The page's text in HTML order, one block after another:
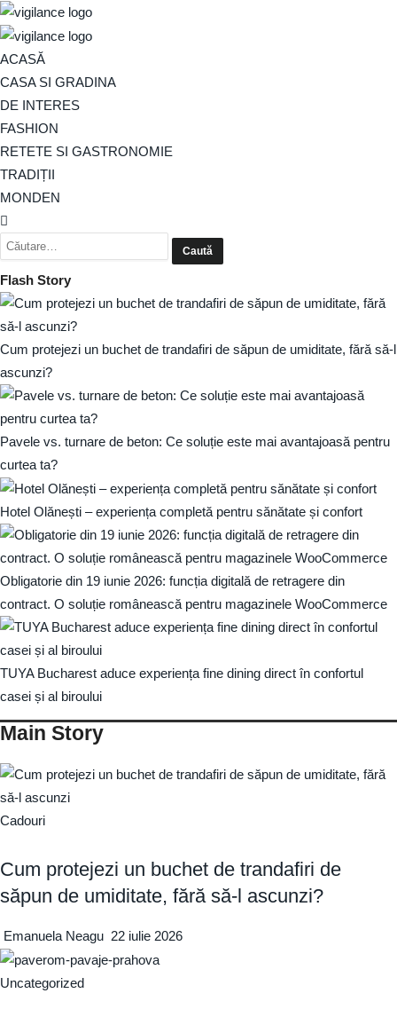
ACASĂ
CASA SI GRADINA
DE INTERES
FASHION
RETETE SI GASTRONOMIE
TRADIȚII
MONDEN
Flash Story
Cum protejezi un buchet de trandafiri de săpun de umiditate, fără să-l
ascunzi?
Pavele vs. turnare de beton: Ce soluție este mai avantajoasă pentru
curtea ta?
Hotel Olănești – experiența completă pentru sănătate și confort
Obligatorie din 19 iunie 2026: funcția digitală de retragere din
contract. O soluție românească pentru magazinele WooCommerce
TUYA Bucharest aduce experiența fine dining direct în confortul
casei și al biroului
Main Story
Cadouri
Cum protejezi un buchet de trandafiri de
săpun de umiditate, fără să-l ascunzi?
Emanuela Neagu 22 iulie 2026
Uncategorized